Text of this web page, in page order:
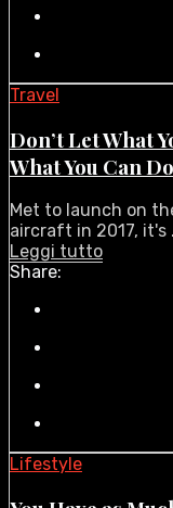
Travel
Don’t Let What
What You Can Do
Met to launch on
aircraft in 2017, it's
Leggi tutto
Share:
Lifestyle